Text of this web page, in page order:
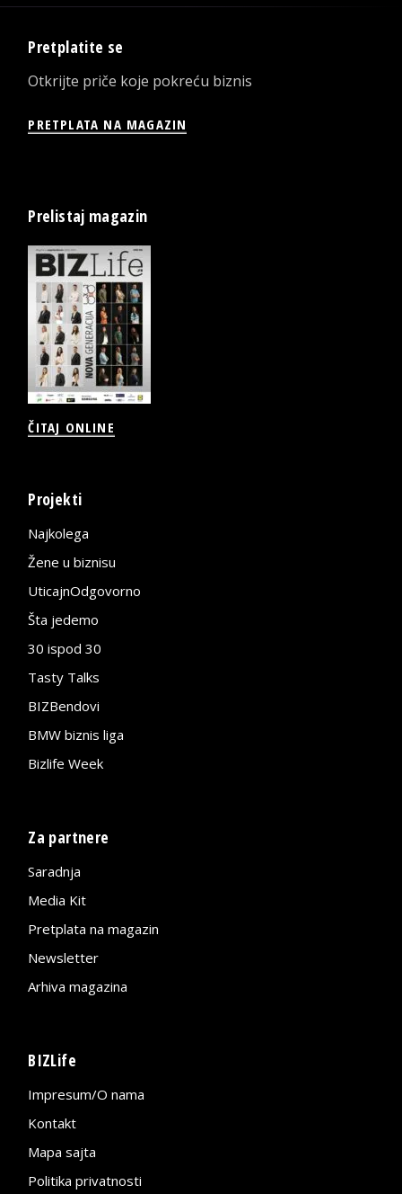
Pretplatite se
Otkrijte priče koje pokreću biznis
PRETPLATA NA MAGAZIN
Prelistaj magazin
ČITAJ ONLINE
Projekti
Najkolega
Žene u biznisu
UticajnOdgovorno
Šta jedemo
30 ispod 30
Tasty Talks
BIZBendovi
BMW biznis liga
Bizlife Week
Za partnere
Saradnja
Media Kit
Pretplata na magazin
Newsletter
Arhiva magazina
BIZLife
Impresum/O nama
Kontakt
Mapa sajta
Politika privatnosti